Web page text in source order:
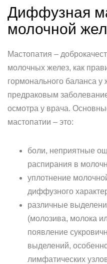
Диффузная
молочной
Мастопатия –
молочных желез, как
гормонального баланса
предраковым
осмотра у врача.
мастопатии – это:
боли, неприятные
распирания в
уплотнение
диффузного
различные
(молозива, молока
появление
выделений,
лимфатических